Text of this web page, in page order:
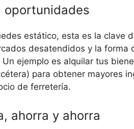
oportunidades
estático, esta es la clave
desatendidos y la forma
Un ejemplo es alquilar tus
para obtener mayores
de ferretería.
ahorra y ahorra